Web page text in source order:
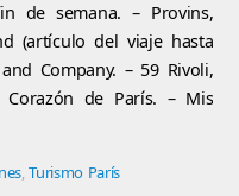
de semana. – Provins,
(artículo del viaje hasta
Company. – 59 Rivoli,
de París. – Mis
,Turismo París